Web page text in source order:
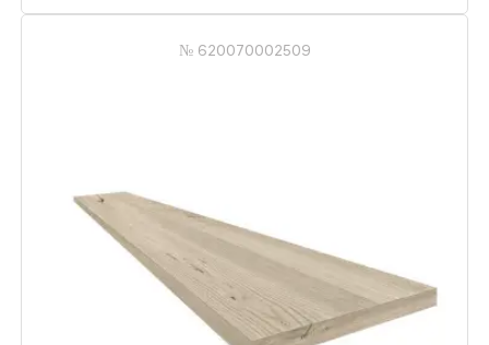
№ 620070002509